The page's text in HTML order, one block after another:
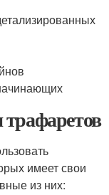
имеет свои
из них: